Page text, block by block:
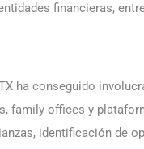
financieras,
ha conseguido
family offices y
identificación de